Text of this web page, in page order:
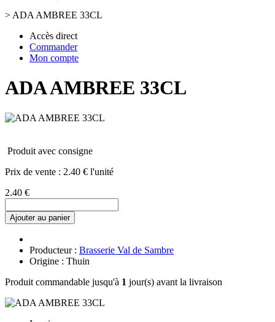
> ADA AMBREE 33CL
Accès direct
Commander
Mon compte
ADA AMBREE 33CL
Produit avec consigne
Prix de vente : 2.40 € l'unité
2.40 €
Ajouter au panier
Producteur : Brasserie Val de Sambre
Origine : Thuin
Produit commandable jusqu'à 1 jour(s) avant la livraison